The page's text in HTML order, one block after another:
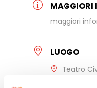
MAGGIORI
maggiori
LUOGO
Teatro